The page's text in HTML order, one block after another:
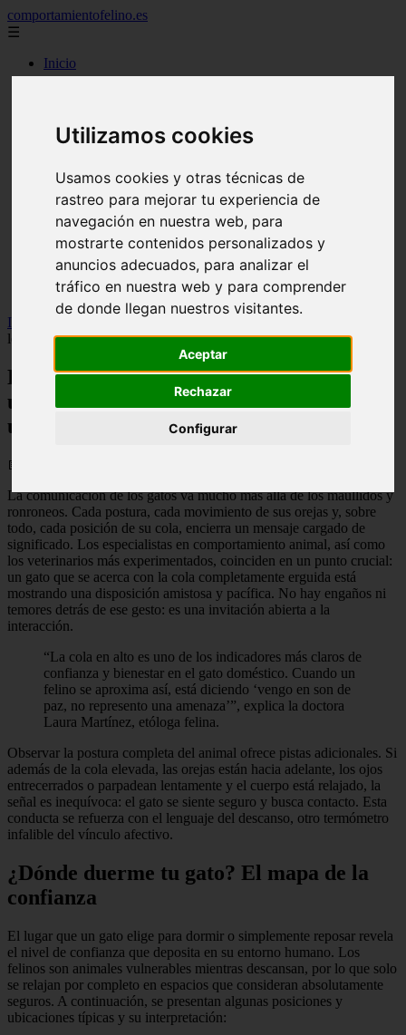
Utilizamos cookies
Usamos cookies y otras técnicas de
rastreo para mejorar tu experiencia de
navegación en nuestra web, para
mostrarte contenidos personalizados y
anuncios adecuados, para analizar el
tráfico en nuestra web y para comprender
de donde llegan nuestros visitantes.
Aceptar
Rechazar
Configurar
comportamientofelino.es
☰
Inicio
zona pro
protagonistas
actualidad
acuariofilia
articulos
canal tv
nombres para gatos
novedades
tablon de anuncios
uncategorized
zona pro
Inicio
El lenguaje secreto de los felinos: cuando un gato
levanta la cola, está ofreciendo una tregua
El lenguaje secreto de los felinos: cuando
un gato levanta la cola, está ofreciendo
una tregua
📅 06/06/2026
La comunicación de los gatos va mucho más allá de los maullidos y
ronroneos. Cada postura, cada movimiento de sus orejas y, sobre
todo, cada posición de su cola, encierra un mensaje cargado de
significado. Los especialistas en comportamiento animal, así como
los veterinarios más experimentados, coinciden en un punto crucial:
un gato que se acerca con la cola completamente erguida está
mostrando una disposición amistosa y pacífica. No hay engaños ni
temores detrás de ese gesto: es una invitación abierta a la
interacción.
“La cola en alto es uno de los indicadores más claros de
confianza y bienestar en el gato doméstico. Cuando un
felino se aproxima así, está diciendo ‘vengo en son de
paz, no represento una amenaza’”, explica la doctora
Laura Martínez, etóloga felina.
Observar la postura completa del animal ofrece pistas adicionales. Si
además de la cola elevada, las orejas están hacia adelante, los ojos
entrecerrados o parpadean lentamente y el cuerpo está relajado, la
señal es inequívoca: el gato se siente seguro y busca contacto. Esta
conducta se refuerza con el lenguaje del descanso, otro termómetro
infalible del vínculo afectivo.
¿Dónde duerme tu gato? El mapa de la
confianza
El lugar que un gato elige para dormir o simplemente reposar revela
el nivel de confianza que deposita en su entorno humano. Los
felinos son animales vulnerables mientras descansan, por lo que solo
se relajan por completo en espacios que consideran absolutamente
seguros. A continuación, se presentan algunas posiciones y
ubicaciones típicas y su interpretación: